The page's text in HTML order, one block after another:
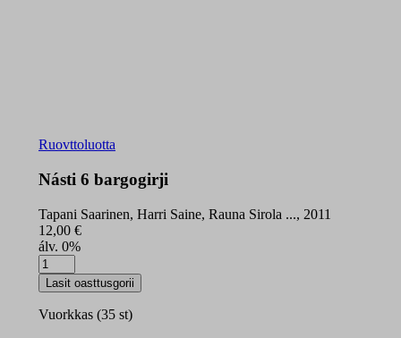
Ruovttoluotta
Násti 6 bargogirji
Tapani Saarinen, Harri Saine, Rauna Sirola ..., 2011
12,00 €
álv. 0%
Násti
6
bargogirji
quantity
Lasit oasttusgorii
Vuorkkas (35 st)